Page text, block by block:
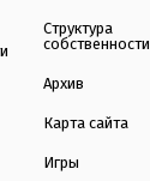
Структура
собственности
Архив
Карта сайта
Игры